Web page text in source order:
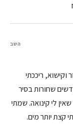
ריככתי
שחורות בסיר
לי קינואה. שמתי
קצת יותר מים.
השב